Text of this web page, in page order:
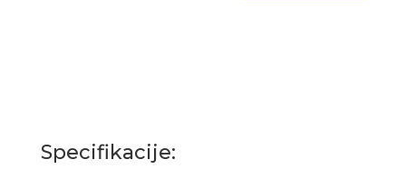
Specifikacije: